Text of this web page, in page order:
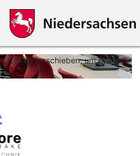
Cover verschieben, um es neu